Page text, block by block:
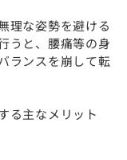
理な姿勢を避ける
うと、腰痛等の身
ランスを崩して転
る主なメリット